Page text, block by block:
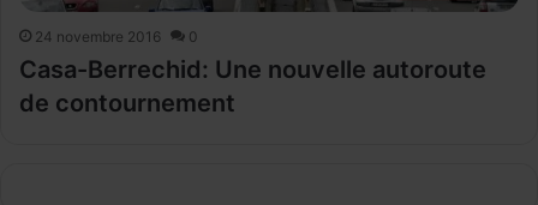
24 novembre 2016 0
Casa-Berrechid: Une nouvelle autoroute
de contournement